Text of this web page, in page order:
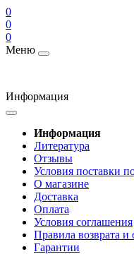
0
0
0
Меню
Информация
Информация
Литература
Отзывы
Условия поставки
О магазине
Доставка
Оплата
Условия соглашения
Правила возврата и
Гарантии